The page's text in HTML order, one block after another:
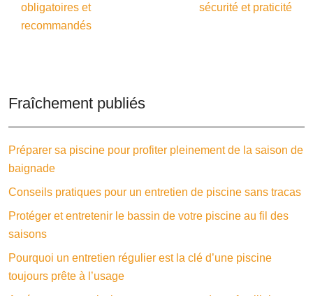
obligatoires et
recommandés
sécurité et praticité
Fraîchement publiés
Préparer sa piscine pour profiter pleinement de la saison de
baignade
Conseils pratiques pour un entretien de piscine sans tracas
Protéger et entretenir le bassin de votre piscine au fil des
saisons
Pourquoi un entretien régulier est la clé d’une piscine
toujours prête à l’usage